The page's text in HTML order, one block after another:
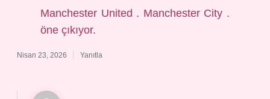
Manchester United . Manchester City .
öne çıkıyor.
Nisan 23, 2026 Yanıtla